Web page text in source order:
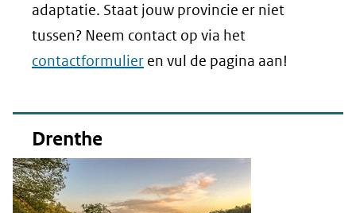
adaptatie. Staat jouw provincie er niet
tussen? Neem contact op via het
contactformulier en vul de pagina aan!
Drenthe